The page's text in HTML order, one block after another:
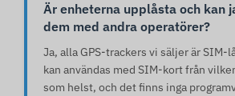
Är enheterna upplåsta och kan
dem med andra operatörer?
Ja, alla GPS-trackers vi säljer är SIM-
kan användas med SIM-kort från
som helst, och det finns inga